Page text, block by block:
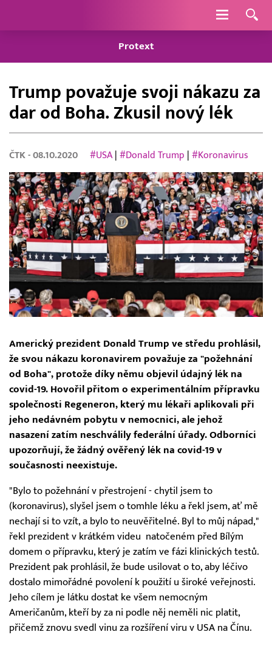
Navigace
Protext
Trump považuje svoji nákazu za
dar od Boha. Zkusil nový lék
ČTK - 08.10.2020 #USA|#Donald Trump |#Koronavirus
Americký prezident Donald Trump ve středu prohlásil,
že svou nákazu koronavirem považuje za "požehnání
od Boha", protože díky němu objevil údajný lék na
covid-19. Hovořil přitom o experimentálním přípravku
společnosti Regeneron, který mu lékaři aplikovali při
jeho nedávném pobytu v nemocnici, ale jehož
nasazení zatím neschválily federální úřady. Odborníci
upozorňují, že žádný ověřený lék na covid-19 v
současnosti neexistuje.
"Bylo to požehnání v přestrojení - chytil jsem to
(koronavirus), slyšel jsem o tomhle léku a řekl jsem, ať mě
nechají si to vzít, a bylo to neuvěřitelné. Byl to můj nápad,"
řekl prezident v krátkém videu natočeném před Bílým
domem o přípravku, který je zatím ve fázi klinických testů.
Prezident pak prohlásil, že bude usilovat o to, aby léčivo
dostalo mimořádné povolení k použití u široké veřejnosti.
Jeho cílem je látku dostat ke všem nemocným
Američanům, kteří by za ni podle něj neměli nic platit,
přičemž znovu svedl vinu za rozšíření viru v USA na Čínu.